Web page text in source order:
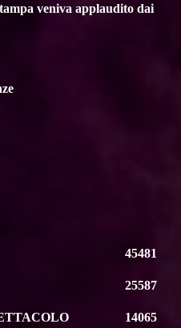
veniva applaudito dai
45481
25587
14065